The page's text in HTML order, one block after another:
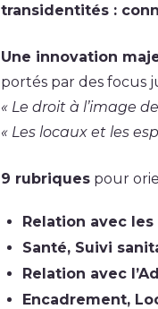
transidentités :
Une innovation
portés par des focus
« Le droit à l’image
« Les locaux et les
9 rubriques pour
Relation avec
Santé, Suivi
Relation avec
Encadrement,